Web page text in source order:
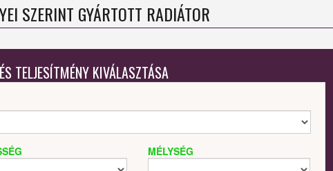
SZERINT GYÁRTOTT RADIÁTOR
TELJESÍTMÉNY KIVÁLASZTÁSA
MÉLYSÉG